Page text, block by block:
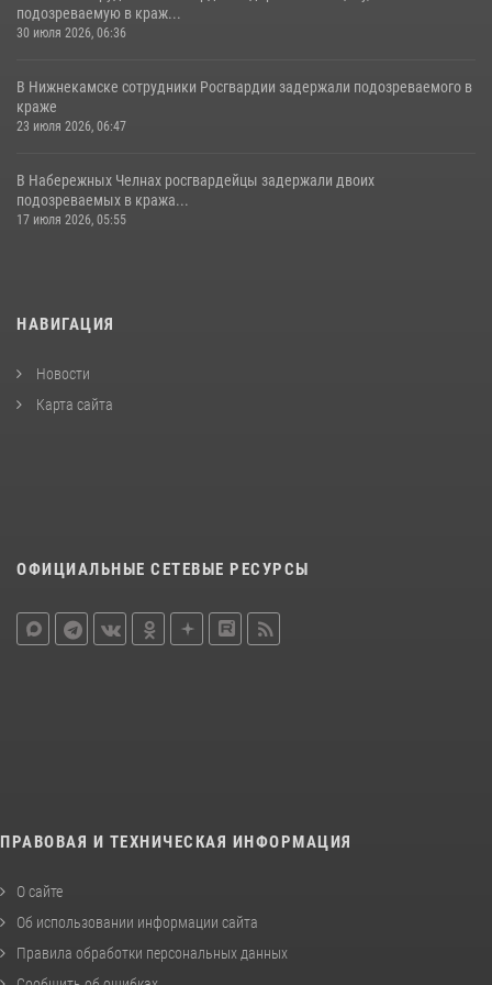
подозреваемую в краж...
30 июля 2026, 06:36
В Нижнекамске сотрудники Росгвардии задержали подозреваемого в
краже
23 июля 2026, 06:47
В Набережных Челнах росгвардейцы задержали двоих
подозреваемых в кража...
17 июля 2026, 05:55
НАВИГАЦИЯ
Новости
Карта сайта
ОФИЦИАЛЬНЫЕ СЕТЕВЫЕ РЕСУРСЫ
ПРАВОВАЯ И ТЕХНИЧЕСКАЯ ИНФОРМАЦИЯ
О сайте
Об использовании информации сайта
Правила обработки персональных данных